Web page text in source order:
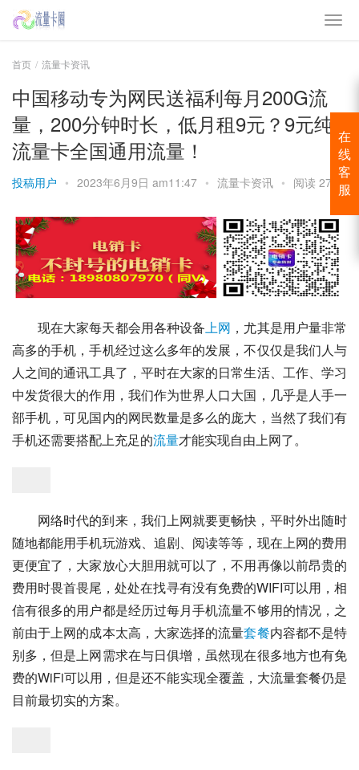
首页 流量卡资讯
中国移动专为网民送福利每月200G流
量，200分钟时长，低月租9元？9元纯
流量卡全国通用流量！
投稿用户 • 2023年6月9日 am11:47 • 流量卡资讯 • 阅读 2798
现在大家每天都会用各种设备上网 ，尤其是用户量非常
高多的手机，手机经过这么多年的发展，不仅仅是我们人与
人之间的通讯工具了，平时在大家的日常生活、工作、学习
中发货很大的作用，我们作为世界人口大国，几乎是人手一
部手机，可见国内的网民数量是多么的庞大，当然了我们有
手机还需要搭配上充足的流量才能实现自由上网了。
网络时代的到来，我们上网就要更畅快，平时外出随时
随地都能用手机玩游戏、追剧、阅读等等，现在上网的费用
更便宜了，大家放心大胆用就可以了，不用再像以前昂贵的
费用时畏首畏尾，处处在找寻有没有免费的WIFI可以用，相
信有很多的用户都是经历过每月手机流量不够用的情况，之
前由于上网的成本太高，大家选择的流量套餐内容都不是特
别多，但是上网需求在与日俱增，虽然现在很多地方也有免
费的WiFi可以用，但是还不能实现全覆盖，大流量套餐仍是
目前最切实的方案。
在
线
客
服